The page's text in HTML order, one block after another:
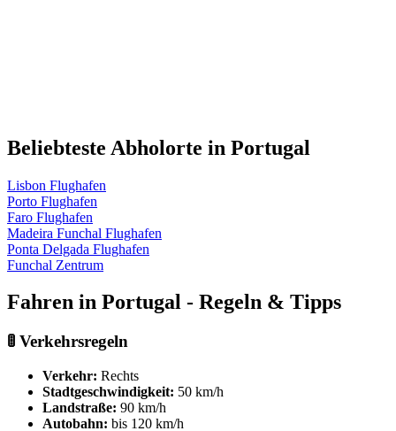
Beliebteste Abholorte in Portugal
Lisbon Flughafen
Porto Flughafen
Faro Flughafen
Madeira Funchal Flughafen
Ponta Delgada Flughafen
Funchal Zentrum
Fahren in Portugal - Regeln & Tipps
🚦 Verkehrsregeln
Verkehr: Rechts
Stadtgeschwindigkeit: 50 km/h
Landstraße: 90 km/h
Autobahn: bis 120 km/h